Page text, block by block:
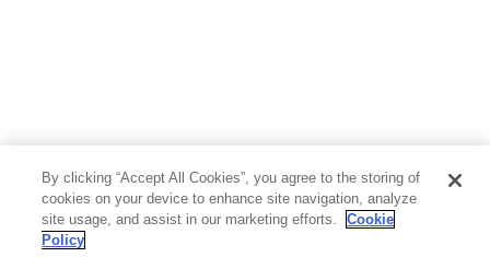
芸術・アート 映画・音楽・演劇
写真集 教養
医学・福祉
By clicking “Accept All Cookies”, you agree to the storing of
cookies on your device to enhance site navigation, analyze
site usage, and assist in our marketing efforts.
Cookie
Policy